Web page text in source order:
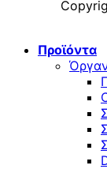
Προϊόντα